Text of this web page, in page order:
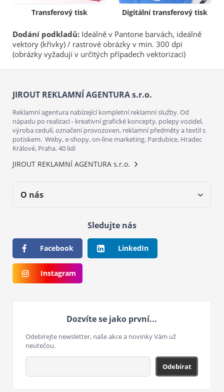
Transferový tisk Digitální transferový tisk
Dodání podkladů: Ideálně v Pantone barvách, ideálně
vektory (křivky) / rastrové obrázky v min. 300 dpi
(obrázky vyžadují v určitých případech vektorizaci)
JIROUT REKLAMNÍ AGENTURA s.r.o.
Reklamní agentura nabízející kompletní reklamní služby. Od
nápadu po realizaci - kreativní grafické koncepty, polepy vozidel,
výroba cedulí, označení provozoven, reklamní předměty a textil s
potiskem. Weby, e-shopy, on-line marketing. Pardubice, Hradec
Králové, Praha. 40 lidí
JIROUT REKLAMNÍ AGENTURA s.r.o.
O nás
Sledujte nás
Facebook LinkedIn
Instagram
Dozvíte se jako první...
Odebírejte newsletter, naše akce a novinky Vám už
neutečou.
Odebírat